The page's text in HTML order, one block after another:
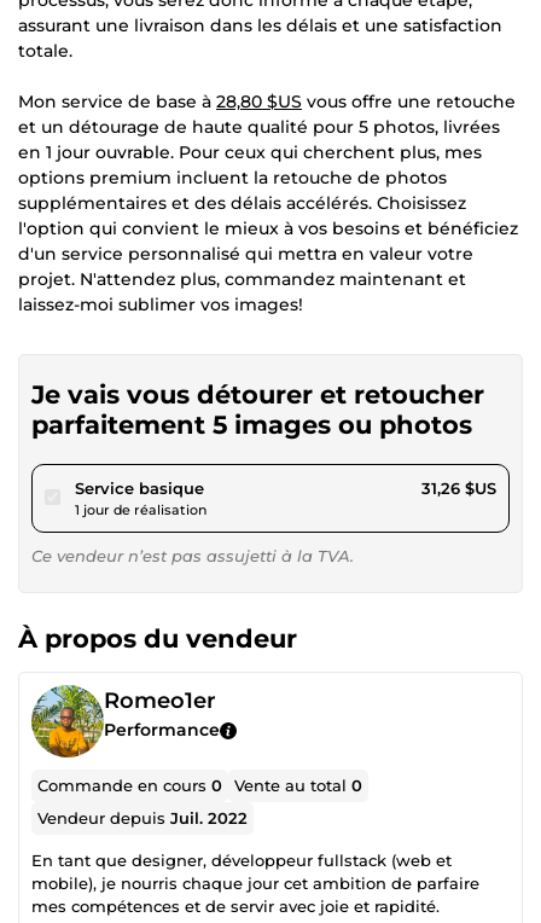
assurant une livraison dans les délais et une satisfaction
totale.
Mon service de base à 28,80 $US vous offre une retouche
et un détourage de haute qualité pour 5 photos, livrées
en 1 jour ouvrable. Pour ceux qui cherchent plus, mes
options premium incluent la retouche de photos
supplémentaires et des délais accélérés. Choisissez
l'option qui convient le mieux à vos besoins et bénéficiez
d'un service personnalisé qui mettra en valeur votre
projet. N'attendez plus, commandez maintenant et
laissez-moi sublimer vos images!
Je vais vous détourer et retoucher
parfaitement 5 images ou photos
Service basiquepour 28,80 $US
1 jour de réalisation
31,26 $US
Ce vendeur n’est pas assujetti à la TVA.
À propos du vendeur
Romeo1er
Performance
Commande en cours0 Vente au total0
Vendeur depuisJuil. 2022
En tant que designer, développeur fullstack (web et
mobile), je nourris chaque jour cet ambition de parfaire
mes compétences et de servir avec joie et rapidité.